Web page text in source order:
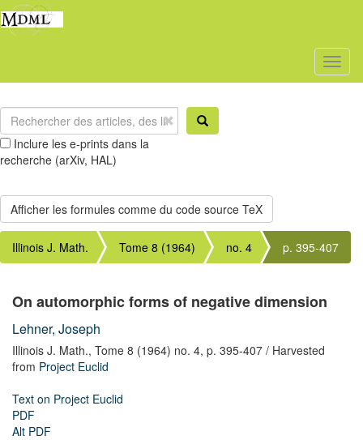
Inclure les e-prints dans la
recherche (arXiv, HAL)
Illinois J. Math. Tome 8 (1964) no. 4 p. 395-407
On automorphic forms of negative dimension
Lehner, Joseph
Illinois J. Math., Tome 8 (1964) no. 4, p. 395-407 / Harvested
from Project Euclid
Text on Project Euclid
PDF
Alt PDF